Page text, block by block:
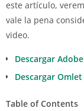
este artículo,
vale la pena
video.
Descargar
Descargar Omlet
Table of Contents